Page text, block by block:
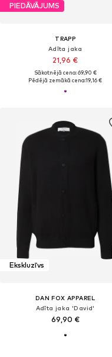
PIEDĀVĀJUMS
TRAPP
Adīta jaka
21,96 €
Sākotnējā cena: 69,90 €
Pēdējā zemākā cena:19,16 €
Ekskluzīvs
DAN FOX APPAREL
Adīta jaka 'David'
69,90 €